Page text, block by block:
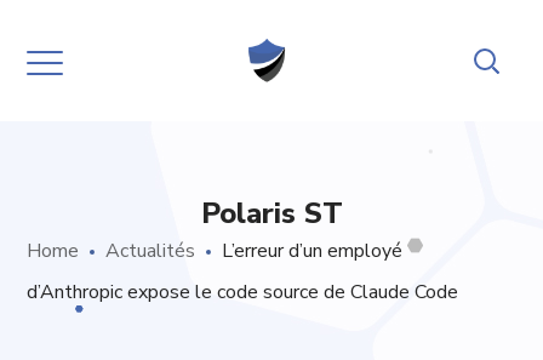
Polaris ST
Home Actualités
L’erreur d’un employé
d’Anthropic expose le code source de Claude Code